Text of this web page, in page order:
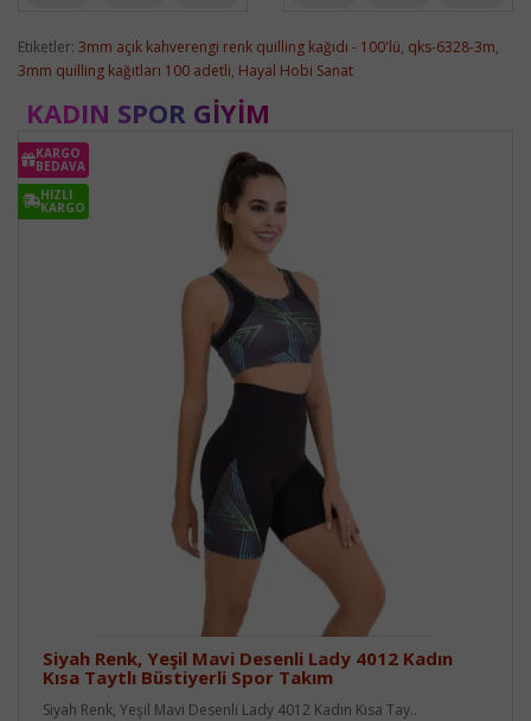
Etiketler: 3mm açık kahverengi renk quilling kağıdı - 100'lü, qks-6328-3m,
3mm quilling kağıtları 100 adetli, Hayal Hobi Sanat
KADIN SPOR GIYIM
KARGO
BEDAVA
HIZLI
KARGO
Siyah Renk, Yeşil Mavi Desenli Lady 4012 Kadın
Kısa Taytlı Büstiyerli Spor Takım
Siyah Renk, Yeşil Mavi Desenli Lady 4012 Kadın Kısa Tay..